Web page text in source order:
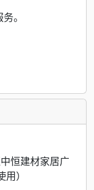
。
恒建材家居广
）